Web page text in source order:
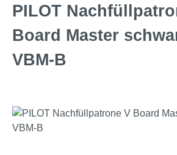
PILOT
Board Master
VBM-B
Bildergalerie überspringen